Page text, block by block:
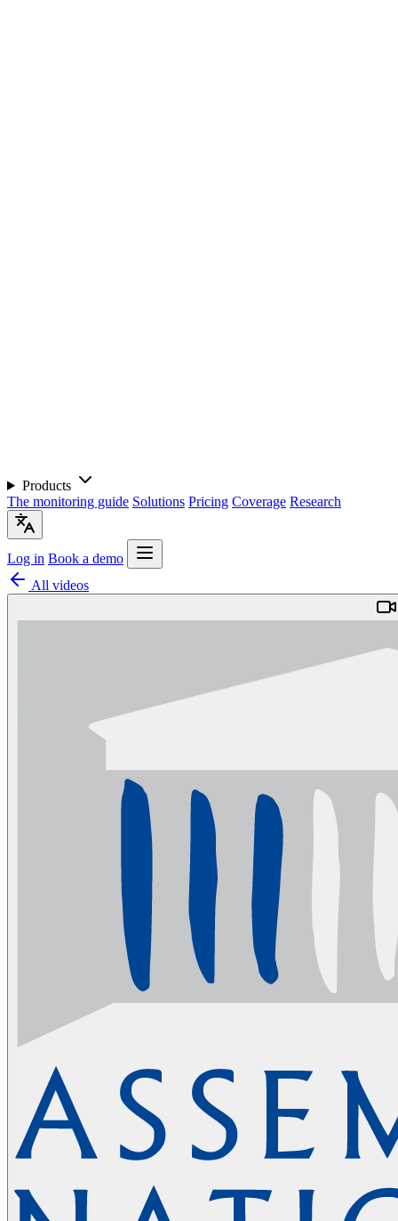
Products
The monitoring guide Solutions Pricing Coverage Research
Log in Book a demo
All videos